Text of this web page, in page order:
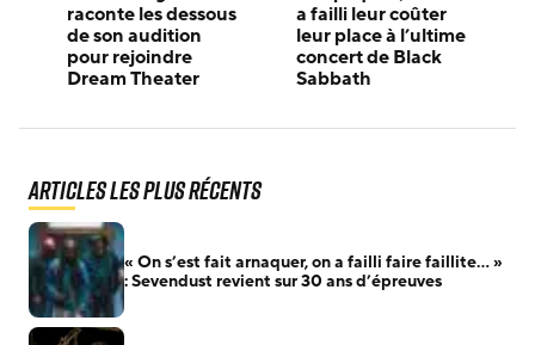
raconte les dessous
de son audition
pour rejoindre
Dream Theater
a failli leur coûter
leur place à l’ultime
concert de Black
Sabbath
Articles les plus récents
« On s’est fait arnaquer, on a failli faire faillite… »
: Sevendust revient sur 30 ans d’épreuves